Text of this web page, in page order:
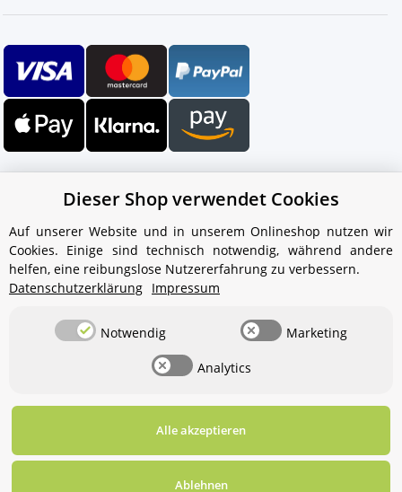
Ihr WhatsApp-Kontakt zum
Service Team
von Aquintos-Wasseraufbereitung
Hallo und herzlich willkommen
Wasseraufbereitung Wie darf ich
Ihnen behilflich sein?
Dieser Shop verwendet Cookies
Auf unserer Website und in unserem Onlineshop nutzen wir
Cookies. Einige sind technisch notwendig, während andere
helfen, eine reibungslose Nutzererfahrung zu verbessern.
Datenschutzerklärung Impressum
Notwendig Marketing
Analytics
Alle akzeptieren
Ablehnen